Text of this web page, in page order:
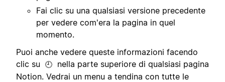
Fai clic su una qualsiasi versione precedente
per vedere com'era la pagina in quel
momento.
Puoi anche vedere queste informazioni facendo
clic su
🕘
nella parte superiore di qualsiasi pagina
Notion. Vedrai un menu a tendina con tutte le